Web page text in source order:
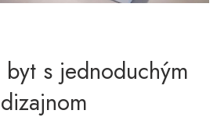
s jednoduchým